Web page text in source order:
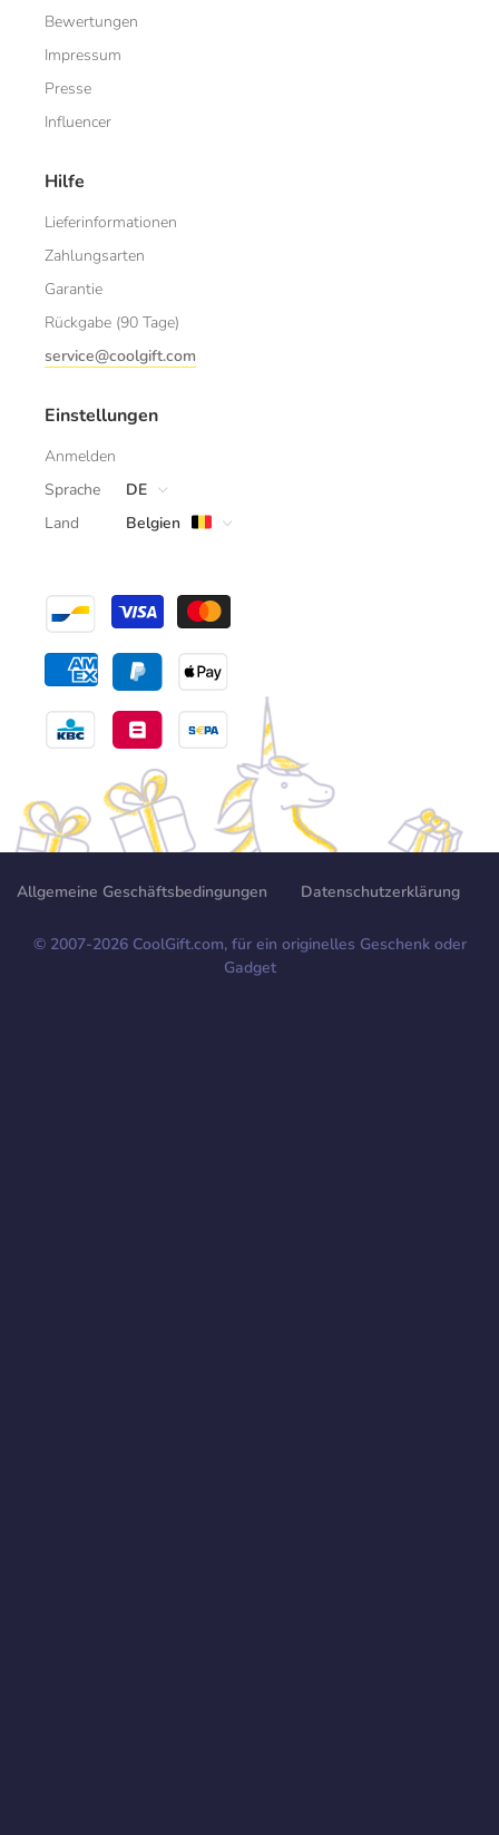
Bewertungen
Impressum
Presse
Influencer
Hilfe
Lieferinformationen
Zahlungsarten
Garantie
Rückgabe (90 Tage)
service@coolgift.com
Einstellungen
Anmelden
Sprache
DE
Land
Belgien
Allgemeine Geschäftsbedingungen Datenschutzerklärung
© 2007-2026CoolGift.com, für ein originelles Geschenk oder
Gadget